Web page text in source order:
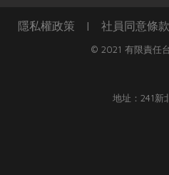
隱私權政策 | 社員同意條款
© 2021 有限責任
地址：241新